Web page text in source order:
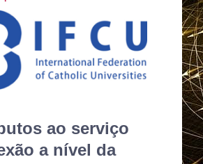
ao serviço
a nível da